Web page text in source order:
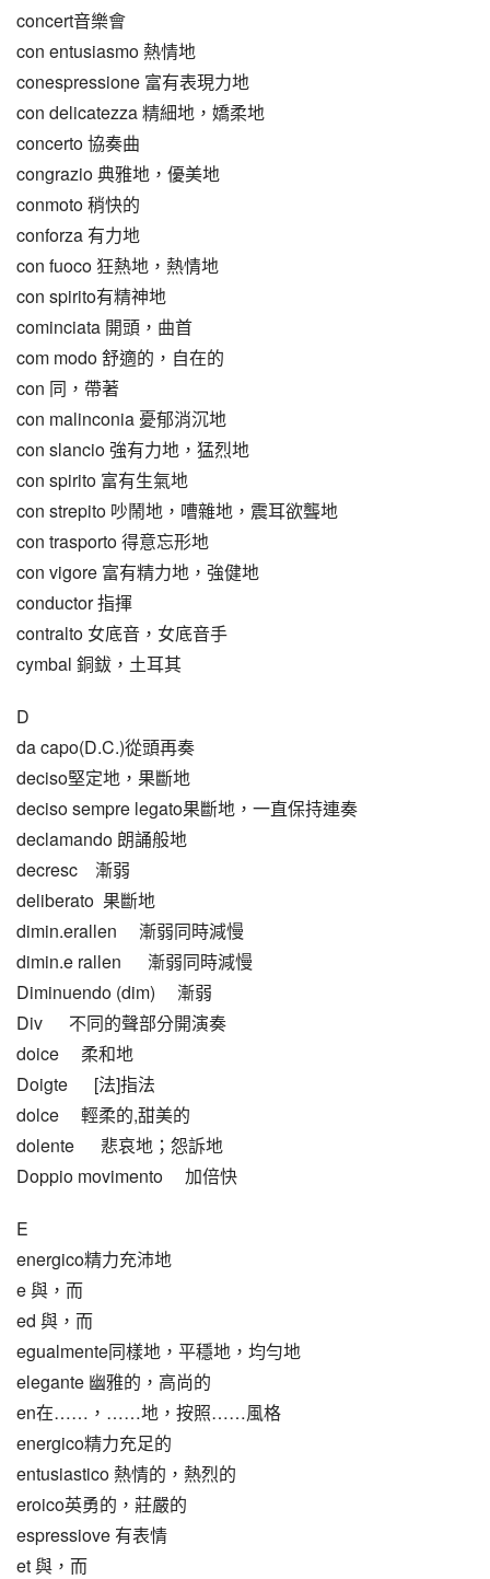
concert音樂會
con entusiasmo 熱情地
conespressione 富有表現力地
con delicatezza 精細地，嬌柔地
concerto 協奏曲
congrazio 典雅地，優美地
conmoto 稍快的
conforza 有力地
con fuoco 狂熱地，熱情地
con spirito有精神地
cominciata 開頭，曲首
com modo 舒適的，自在的
con 同，帶著
con malinconia 憂郁消沉地
con slancio 強有力地，猛烈地
con spirito 富有生氣地
con strepito 吵鬧地，嘈雜地，震耳欲聾地
con trasporto 得意忘形地
con vigore 富有精力地，強健地
conductor 指揮
contralto 女底音，女底音手
cymbal 銅鈸，土耳其
D
da capo(D.C.)從頭再奏
deciso堅定地，果斷地
deciso sempre legato果斷地，一直保持連奏
declamando 朗誦般地
decresc    漸弱
deliberato  果斷地
dimin.erallen     漸弱同時減慢
dimin.e rallen      漸弱同時減慢
Diminuendo (dim)     漸弱
Div      不同的聲部分開演奏
doice     柔和地
Doigte      [法]指法
dolce     輕柔的,甜美的
dolente      悲哀地；怨訴地
Doppio movimento     加倍快
E
energico精力充沛地
e 與，而
ed 與，而
egualmente同樣地，平穩地，均勻地
elegante 幽雅的，高尚的
en在……，……地，按照……風格
energico精力充足的
entusiastico 熱情的，熱烈的
eroico英勇的，莊嚴的
espressiove 有表情
et 與，而